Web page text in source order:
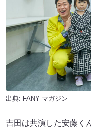
出典: FANY マガジン
吉田は共演した安藤く